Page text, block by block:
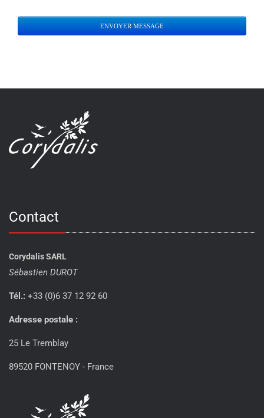
ENVOYER MESSAGE
Contact
Corydalis SARL
Sébastien DUROT
Tél.: +33 (0)6 37 12 92 60
Adresse postale :
25 Le Tremblay
89520 FONTENOY - France